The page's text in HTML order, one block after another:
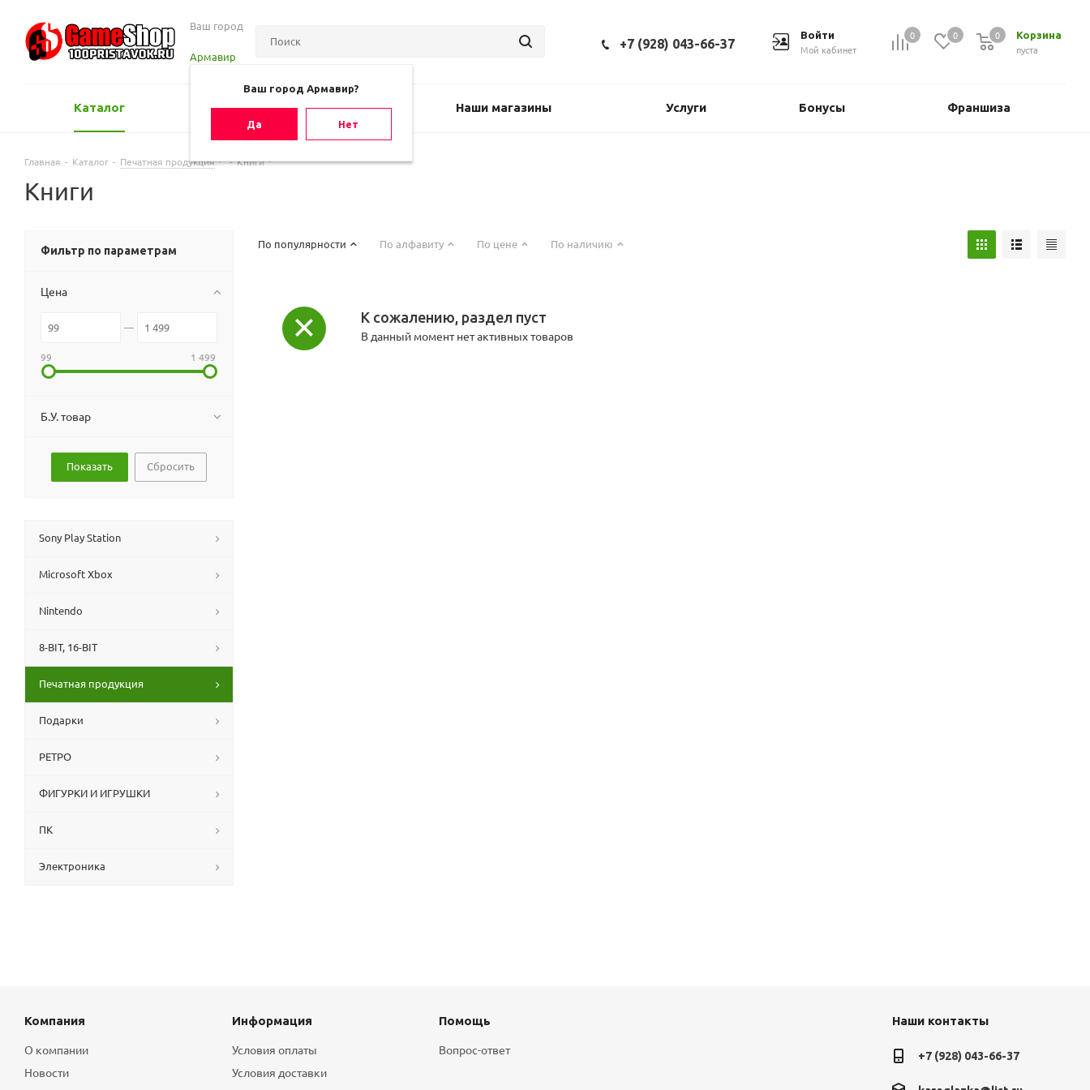
Ваш город
Армавир
Ваш город Армавир?
Да Нет
0 0 Корзина
пуста
0
Войти
Мой кабинет
+7 (928) 043-66-37
Каталог Оценить игру Наши магазины Услуги Бонусы Франшиза
Главная - Каталог - Печатная продукция - Книги
Книги
По популярности По алфавиту По цене По наличию
К сожалению, раздел пуст
В данный момент нет активных товаров
Фильтр по параметрам
Цена
99 1 499
Б.У. товар
Сбросить
Sony Play Station
Microsoft Xbox
Nintendo
8-BIT, 16-BIT
Печатная продукция
Подарки
РЕТРО
ФИГУРКИ И ИГРУШКИ
ПК
Электроника
Компания
О компании
Новости
Информация
Условия оплаты
Условия доставки
Помощь
Вопрос-ответ
Наши контакты
+7 (928) 043-66-37